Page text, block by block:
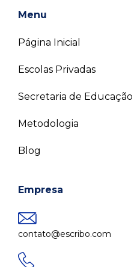
Menu
Página Inicial
Escolas Privadas
Secretaria de Educação
Metodologia
Blog
Empresa
contato@escribo.com